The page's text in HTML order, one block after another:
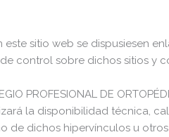
sitio web se dispusiesen
control sobre dichos sitios y
PROFESIONAL DE
la disponibilidad técnica,
de dichos hipervínculos u otros